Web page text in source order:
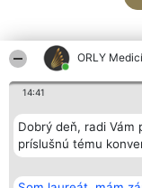
ORLY
14:41
Dobrý deň, radi Vám
príslušnú tému
Organizátor hodnotenia
Bright Side Solutions sp. z o.
o. sp. k.
Wrocław 50-079